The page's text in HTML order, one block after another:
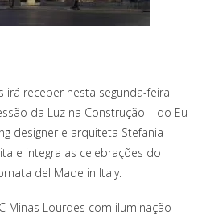
irá receber nesta segunda-feira
da Luz na Construção – do Eu
designer e arquiteta Stefania
e integra as celebrações do
del Made in Italy.